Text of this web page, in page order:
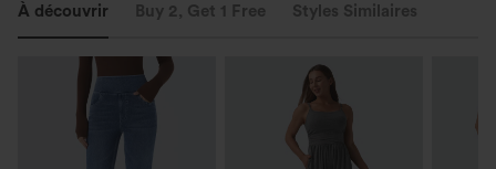
À découvrir Buy 2, Get 1 Free Styles Similaires